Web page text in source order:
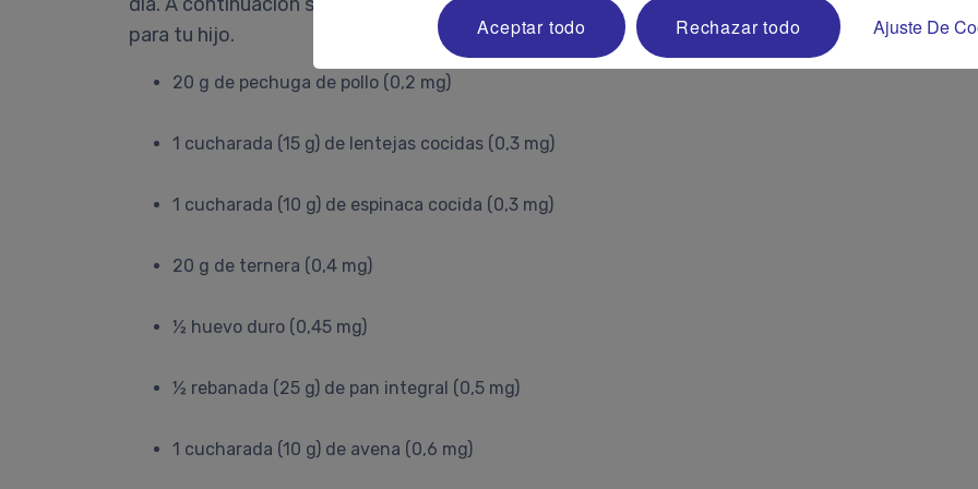
para tu hijo.
20 g de pechuga de pollo (0,2 mg)
1 cucharada (15 g) de lentejas cocidas (0,3 mg)
1 cucharada (10 g) de espinaca cocida (0,3 mg)
20 g de ternera (0,4 mg)
½ huevo duro (0,45 mg)
½ rebanada (25 g) de pan integral (0,5 mg)
1 cucharada (10 g) de avena (0,6 mg)
Aceptar todo Rechazar todo Ajuste De